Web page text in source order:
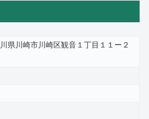
県川崎市川崎区観音１丁目１１ー２